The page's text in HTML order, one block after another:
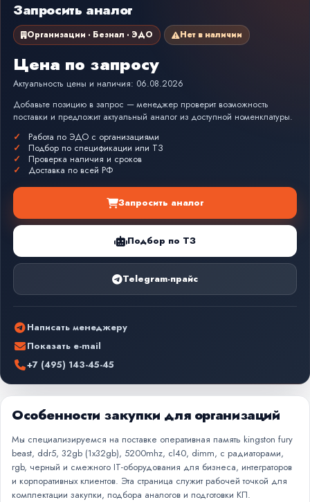
Запросить аналог
Организации · Безнал · ЭДО Нет в наличии
Цена по запросу
Актуальность цены и наличия: 06.08.2026
Добавьте позицию в запрос — менеджер проверит возможность
поставки и предложит актуальный аналог из доступной номенклатуры.
Работа по ЭДО с организациями
Подбор по спецификации или ТЗ
Проверка наличия и сроков
Доставка по всей РФ
Запросить аналог
Подбор по ТЗ
Telegram-прайс
Написать менеджеру
Показать e-mail
+7 (495) 143-45-45
Особенности закупки для организаций
Мы специализируемся на поставке оперативная память kingston fury
beast, ddr5, 32gb (1x32gb), 5200mhz, cl40, dimm, с радиаторами,
rgb, черный и смежного IT-оборудования для бизнеса, интеграторов
и корпоративных клиентов. Эта страница служит рабочей точкой для
комплектации закупки, подбора аналогов и подготовки КП.